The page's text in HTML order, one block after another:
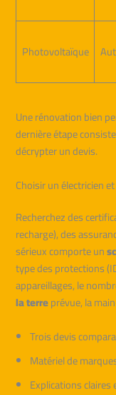
Photovoltaïque
Une rénovation bien
dernière étape
décrypter un devis.
Choisir un électricien
Recherchez des
recharge), des
sérieux comporte un
type des protections
appareillages, le
la terreprévue, la
Trois devis
Matériel de
Explications